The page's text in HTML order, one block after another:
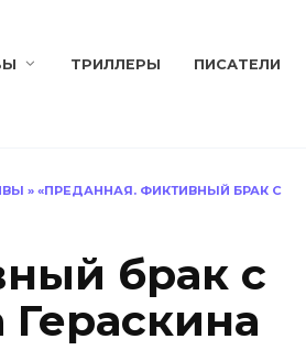
ТРИЛЛЕРЫ ПИСАТЕЛИ
» «ПРЕДАННАЯ. ФИКТИВНЫЙ БРАК С
брак с